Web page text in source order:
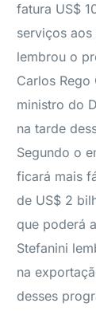
fatura US$
serviços
lembrou o
Carlos
ministro do
na tarde
Segundo o
ficará mais
de US$ 2
que poderá
Stefanini
na
desses